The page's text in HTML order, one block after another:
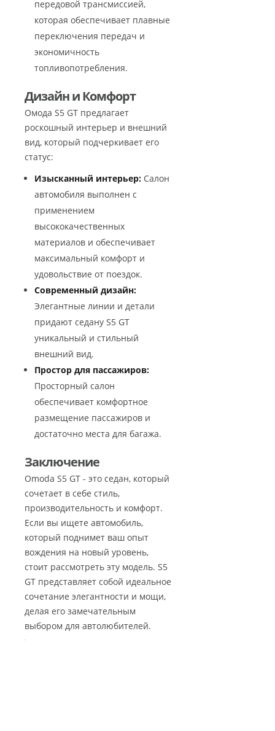
передовой трансмиссией,
которая обеспечивает плавные
переключения передач и
экономичность
топливопотребления.
Дизайн и Комфорт
Омода S5 GT предлагает
роскошный интерьер и внешний
вид, который подчеркивает его
статус:
Изысканный интерьер: Салон
автомобиля выполнен с
применением
высококачественных
материалов и обеспечивает
максимальный комфорт и
удовольствие от поездок.
Современный дизайн:
Элегантные линии и детали
придают седану S5 GT
уникальный и стильный
внешний вид.
Простор для пассажиров:
Просторный салон
обеспечивает комфортное
размещение пассажиров и
достаточно места для багажа.
Заключение
Omoda S5 GT - это седан, который
сочетает в себе стиль,
производительность и комфорт.
Если вы ищете автомобиль,
который поднимет ваш опыт
вождения на новый уровень,
стоит рассмотреть эту модель. S5
GT представляет собой идеальное
сочетание элегантности и мощи,
делая его замечательным
выбором для автолюбителей.